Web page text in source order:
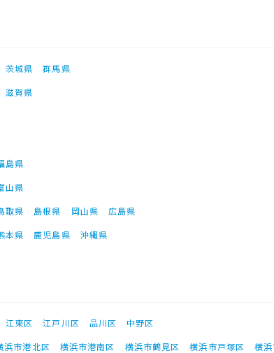
茨城県
群馬県
滋賀県
島県
山県
取県 島根県 岡山県
広島県
本県 鹿児島県 沖縄県
江東区 江戸川区 品川区
中野区
浜市港北区 横浜市港南区 横浜市鶴見区 横浜市戸塚区
横